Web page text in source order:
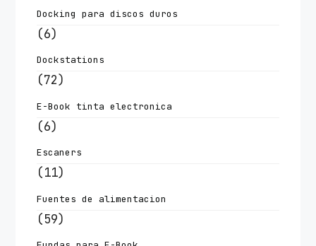
Docking para discos duros
(6)
Dockstations
(72)
E-Book tinta electronica
(6)
Escaners
(11)
Fuentes de alimentacion
(59)